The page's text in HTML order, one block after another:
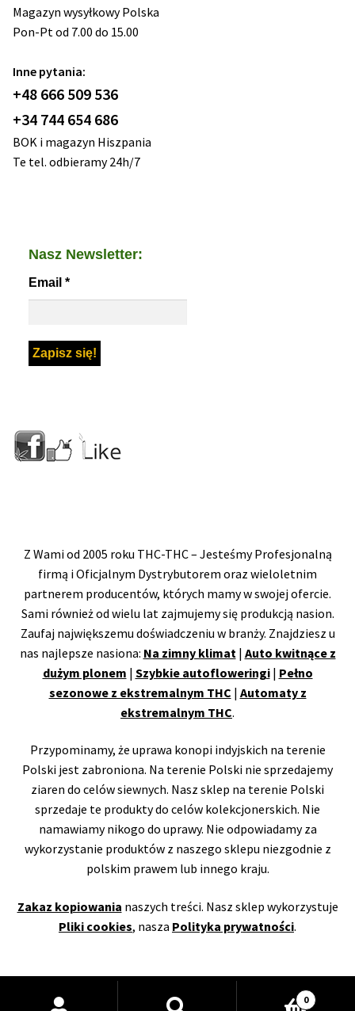
Magazyn wysyłkowy Polska
Pon-Pt od 7.00 do 15.00
Inne pytania:
+48 666 509 536
+34 744 654 686
BOK i magazyn Hiszpania
Te tel. odbieramy 24h/7
Nasz Newsletter:
Email *
Z Wami od 2005 roku THC-THC – Jesteśmy Profesjonalną
firmą i Oficjalnym Dystrybutorem oraz wieloletnim
partnerem producentów, których mamy w swojej ofercie.
Sami również od wielu lat zajmujemy się produkcją nasion.
Zaufaj największemu doświadczeniu w branży. Znajdziesz u
nas najlepsze nasiona: Na zimny klimat | Auto kwitnące z
dużym plonem | Szybkie autofloweringi| Pełno
sezonowe z ekstremalnym THC | Automaty z
ekstremalnym THC.
Przypominamy, że uprawa konopi indyjskich na terenie
Polski jest zabroniona. Na terenie Polski nie sprzedajemy
ziaren do celów siewnych. Nasz sklep na terenie Polski
sprzedaje te produkty do celów kolekcjonerskich. Nie
namawiamy nikogo do uprawy. Nie odpowiadamy za
wykorzystanie produktów z naszego sklepu niezgodnie z
polskim prawem lub innego kraju.
Zakaz kopiowania naszych treści. Nasz sklep wykorzystuje
Pliki cookies, nasza Polityka prywatności.
Wyszukiwarka 0